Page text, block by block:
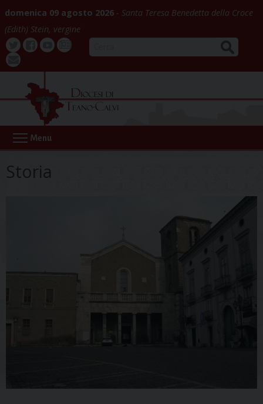
content
domenica 09 agosto 2026
Santa Teresa Benedetta della Croce
(Edith) Stein, vergine
Twitter
Buona
webmail
Menu
Storia